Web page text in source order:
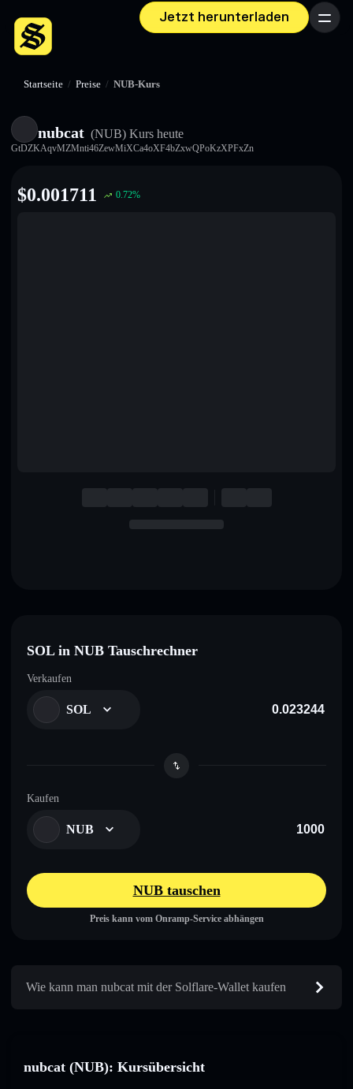
Jetzt herunterladen Menü
Startseite / Preise / NUB-Kurs
nubcat (NUB) Kurs heute
GtDZKAqvMZMnti46ZewMiXCa4oXF4bZxwQPoKzXPFxZn
$0.001711 0.72%
SOL in NUB Tauschrechner
Verkaufen
SOL
Kaufen
NUB
NUB tauschen
Preis kann vom Onramp-Service abhängen
Wie kann man nubcat mit der Solflare-Wallet kaufen
nubcat (NUB): Kursübersicht